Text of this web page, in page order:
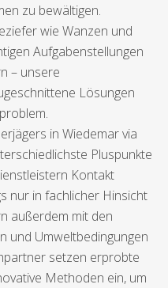
zu bewältigen.
wie Wanzen und
Aufgabenstellungen
– unsere
Lösungen
in Wiedemar via
Pluspunkte
Kontakt
nur in fachlicher Hinsicht
außerdem mit den
und Umweltbedingungen
setzen erprobte
Methoden ein, um